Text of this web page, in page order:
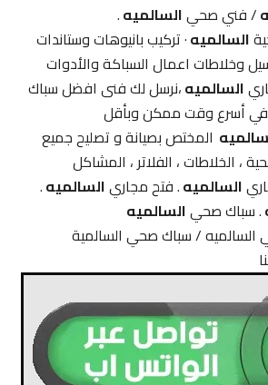
صحيالسالميه.
السالميه· تركيب بانيوهات وستاندات
وخلاطات اعمال السباكة والأدوات
السالميه،نرسل لك فنى افضل سباك
وقت ممكن وبأقل
المختص بصيانة و تصليح جميع
الخلاطات ، الفلاتر ، المشاكل
السالميه. فتح مجاريالسالميه.
صحيالسالميه
/ سباك صحي السالمية